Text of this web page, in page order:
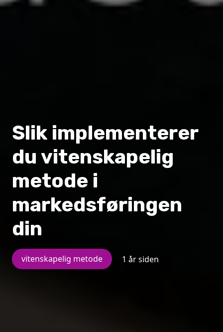
Slik implementerer
du vitenskapelig
metode i
markedsføringen
din
vitenskapelig metode 1 år siden